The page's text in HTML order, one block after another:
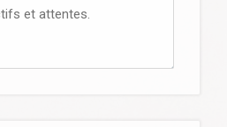
et attentes.